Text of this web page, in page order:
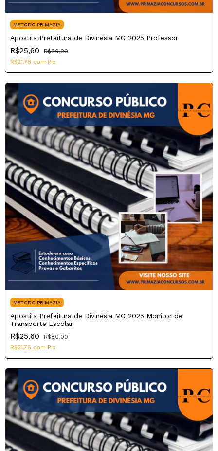
MÉTODO PRIMAZIA
Apostila Prefeitura de Divinésia MG 2025 Professor
R$25,60
R$80,00
R$21,76 com Pix
MÉTODO PRIMAZIA
Apostila Prefeitura de Divinésia MG 2025 Monitor de
Transporte Escolar
R$25,60
R$80,00
R$21,76 com Pix